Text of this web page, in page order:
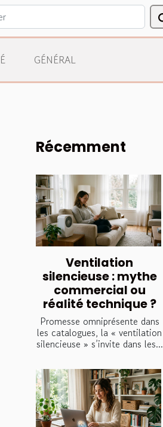
GÉNÉRAL
Récemment
Ventilation
silencieuse : mythe
commercial ou
réalité technique ?
Promesse omniprésente dans
les catalogues, la « ventilation
silencieuse » s’invite dans les...